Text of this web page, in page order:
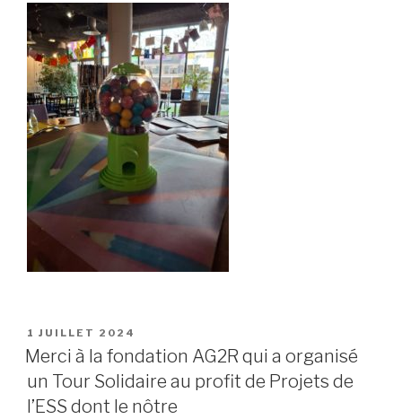
PUBLIÉ
LE
1 JUILLET 2024
Merci à la fondation AG2R qui a organisé
un Tour Solidaire au profit de Projets de
l’ESS dont le nôtre